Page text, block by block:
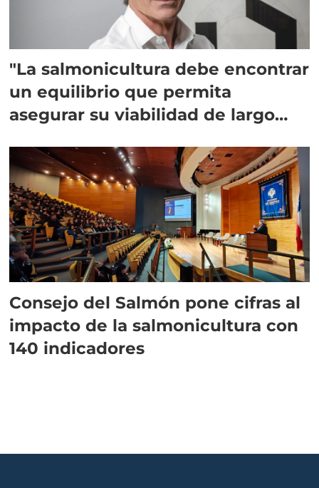
"La salmonicultura debe encontrar
un equilibrio que permita
asegurar su viabilidad de largo
Consejo del Salmón pone cifras al
impacto de la salmonicultura con
140 indicadores